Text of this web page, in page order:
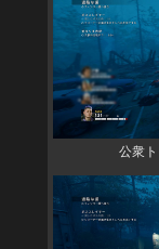
公衆